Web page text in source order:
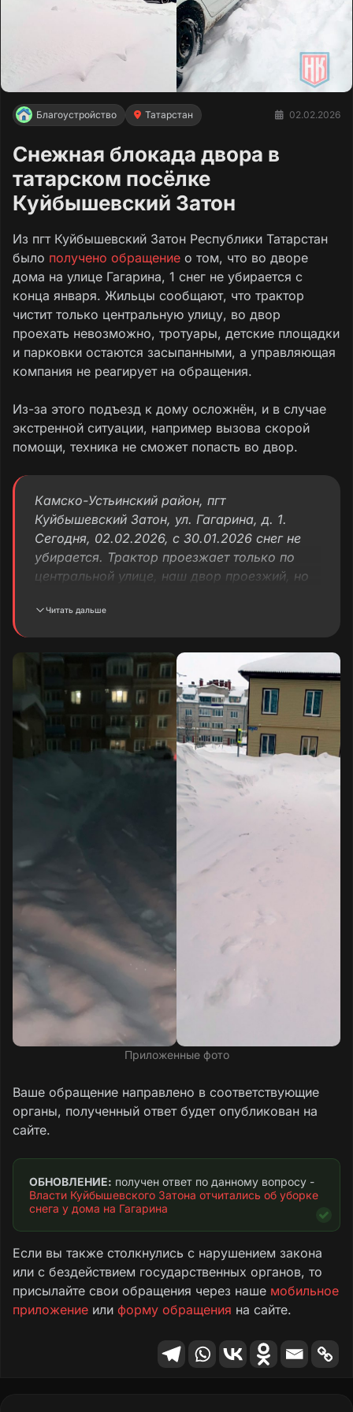
Благоустройство Татарстан 02.02.2026
Снежная блокада двора в
татарском посёлке
Куйбышевский Затон
Из пгт Куйбышевский Затон Республики Татарстан
было получено обращение о том, что во дворе
дома на улице Гагарина, 1 снег не убирается с
конца января. Жильцы сообщают, что трактор
чистит только центральную улицу, во двор
проехать невозможно, тротуары, детские площадки
и парковки остаются засыпанными, а управляющая
компания не реагирует на обращения.
Из-за этого подъезд к дому осложнён, и в случае
экстренной ситуации, например вызова скорой
помощи, техника не сможет попасть во двор.
Камско-Устьинский район, пгт
Куйбышевский Затон, ул. Гагарина, д. 1.
Сегодня, 02.02.2026, с 30.01.2026 снег не
убирается. Трактор проезжает только по
центральной улице, наш двор проезжий, но
откопают колею для машин, трактор,
сугробы высотой 60–70 см, из-за чего
шансов выехать практически нет.
Во двор трактор не заезжает, придомовая
территория, тротуар к дому, детские
площадки и парковки относятся к УК, но
управляющая компания не реагирует на
обращения жильцов. Если возникнет
необходимость вызвать скорую помощь,
она не сможет проехать.
Читать дальше
Приложенные фото
Ваше обращение направлено в соответствующие
органы, полученный ответ будет опубликован на
сайте.
ОБНОВЛЕНИЕ:
Власти Куйбышевского Затона отчитались об уборке
снега у дома на Гагарина
Если вы также столкнулись с нарушением закона
или с бездействием государственных органов, то
присылайте свои обращения через наше мобильное
приложение или форму обращения на сайте.